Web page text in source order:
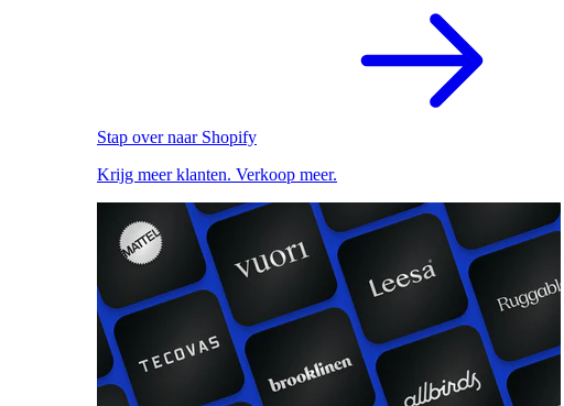
Stap over naar Shopify
Krijg meer klanten. Verkoop meer.